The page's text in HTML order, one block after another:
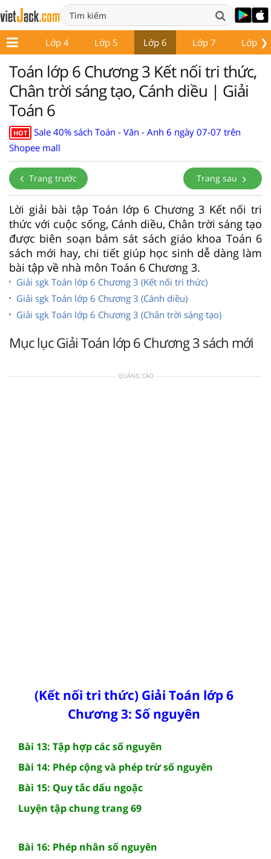
❯
3 Lớp 4 Lớp 5 Lớp 6 Lớp 7 Lớp 8
Toán lớp 6 Chương 3 Kết nối tri thức,
Chân trời sáng tạo, Cánh diều | Giải
Toán 6
HOT
Sale 40% sách Toán - Văn - Anh 6 ngày 07-07 trên
Shopee mall
Trang trước Trang sau
Lời giải bài tập Toán lớp 6 Chương 3 Kết nối tri
thức với cuộc sống, Cánh diều, Chân trời sáng tạo
được biên soạn bám sát sách giáo khoa Toán 6
sách mới hay, chi tiết giúp học sinh dễ dàng làm
bài tập về nhà môn Toán 6 Chương 3.
Giải sgk Toán lớp 6 Chương 3 (Kết nối tri thức)
Giải sgk Toán lớp 6 Chương 3 (Cánh diều)
Giải sgk Toán lớp 6 Chương 3 (Chân trời sáng tạo)
Mục lục Giải Toán lớp 6 Chương 3 sách mới
QUẢNG CÁO
(Kết nối tri thức) Giải Toán lớp 6
Chương 3: Số nguyên
Bài 13: Tập hợp các số nguyên
Bài 14: Phép cộng và phép trừ số nguyên
Bài 15: Quy tắc dấu ngoặc
Luyện tập chung trang 69
Bài 16: Phép nhân số nguyên